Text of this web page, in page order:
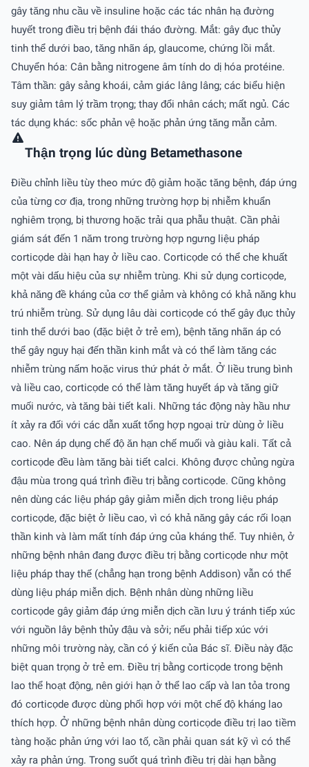
gây tăng nhu cầu về insuline hoặc các tác nhân hạ đường
huyết trong điều trị bệnh đái tháo đường. Mắt: gây đục thủy
tinh thể dưới bao, tăng nhãn áp, glaucome, chứng lồi mắt.
Chuyển hóa: Cân bằng nitrogene âm tính do dị hóa protéine.
Tâm thần: gây sảng khoái, cảm giác lâng lâng; các biểu hiện
suy giảm tâm lý trầm trọng; thay đổi nhân cách; mất ngủ. Các
tác dụng khác: sốc phản vệ hoặc phản ứng tăng mẫn cảm.
Thận trọng lúc dùng Betamethasone
Ðiều chỉnh liều tùy theo mức độ giảm hoặc tăng bệnh, đáp ứng
của từng cơ địa, trong những trường hợp bị nhiễm khuẩn
nghiêm trọng, bị thương hoặc trải qua phẫu thuật. Cần phải
giám sát đến 1 năm trong trường hợp ngưng liệu pháp
corticọde dài hạn hay ở liều cao. Corticọde có thể che khuất
một vài dấu hiệu của sự nhiễm trùng. Khi sử dụng corticọde,
khả năng đề kháng của cơ thể giảm và không có khả năng khu
trú nhiễm trùng. Sử dụng lâu dài corticọde có thể gây đục thủy
tinh thể dưới bao (đặc biệt ở trẻ em), bệnh tăng nhãn áp có
thể gây nguy hại đến thần kinh mắt và có thể làm tăng các
nhiễm trùng nấm hoặc virus thứ phát ở mắt. Ở liều trung bình
và liều cao, corticọde có thể làm tăng huyết áp và tăng giữ
muối nước, và tăng bài tiết kali. Những tác động này hầu như
ít xảy ra đối với các dẫn xuất tổng hợp ngoại trừ dùng ở liều
cao. Nên áp dụng chế độ ăn hạn chế muối và giàu kali. Tất cả
corticọde đều làm tăng bài tiết calci. Không được chủng ngừa
đậu mùa trong quá trình điều trị bằng corticọde. Cũng không
nên dùng các liệu pháp gây giảm miễn dịch trong liệu pháp
corticọde, đặc biệt ở liều cao, vì có khả năng gây các rối loạn
thần kinh và làm mất tính đáp ứng của kháng thể. Tuy nhiên, ở
những bệnh nhân đang được điều trị bằng corticọde như một
liệu pháp thay thế (chẳng hạn trong bệnh Addison) vẫn có thể
dùng liệu pháp miễn dịch. Bệnh nhân dùng những liều
corticọde gây giảm đáp ứng miễn dịch cần lưu ý tránh tiếp xúc
với nguồn lây bệnh thủy đậu và sởi; nếu phải tiếp xúc với
những môi trường này, cần có ý kiến của Bác sĩ. Ðiều này đặc
biệt quan trọng ở trẻ em. Ðiều trị bằng corticọde trong bệnh
lao thể hoạt động, nên giới hạn ở thể lao cấp và lan tỏa trong
đó corticọde được dùng phối hợp với một chế độ kháng lao
thích hợp. Ở những bệnh nhân dùng corticọde điều trị lao tiềm
tàng hoặc phản ứng với lao tố, cần phải quan sát kỹ vì có thể
xảy ra phản ứng. Trong suốt quá trình điều trị dài hạn bằng